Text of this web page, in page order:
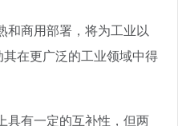
和商用部署，将为工业以
在更广泛的工业领域中得
具有一定的互补性，但两